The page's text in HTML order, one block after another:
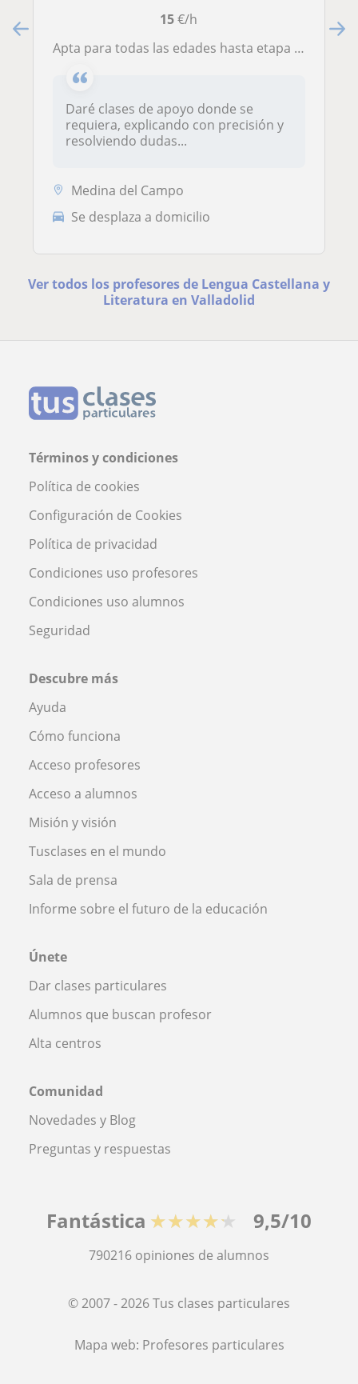
15€/h
Apta para todas las edades hasta etapa de secundaria.
Daré clases de apoyo donde se
requiera, explicando con precisión y
resolviendo dudas...
Medina del Campo
Se desplaza a domicilio
Ver todos los profesores de Lengua Castellana y
Literatura en Valladolid
Términos y condiciones
Política de cookies
Configuración de Cookies
Política de privacidad
Condiciones uso profesores
Condiciones uso alumnos
Seguridad
Descubre más
Ayuda
Cómo funciona
Acceso profesores
Acceso a alumnos
Misión y visión
Tusclases en el mundo
Sala de prensa
Informe sobre el futuro de la educación
Únete
Dar clases particulares
Alumnos que buscan profesor
Alta centros
Comunidad
Novedades y Blog
Preguntas y respuestas
Fantástica ★★★★★ 9,5/10
790216 opiniones de alumnos
© 2007 - 2026 Tus clases particulares
Mapa web: Profesores particulares